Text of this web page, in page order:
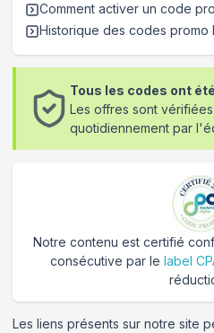
Comment activer un code
Historique des codes promo
Tous les codes ont
Les offres sont
quotidiennement par
Notre contenu est certifié
consécutive par le label
Les liens présents sur notre site